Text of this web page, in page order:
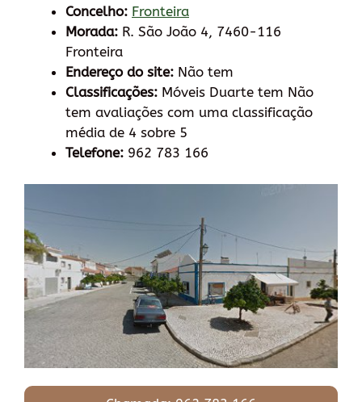
Concelho: Fronteira
Morada: R. São João 4, 7460-116
Fronteira
Endereço do site: Não tem
Classificações: Móveis Duarte tem Não
tem avaliações com uma classificação
média de 4 sobre 5
Telefone: 962 783 166